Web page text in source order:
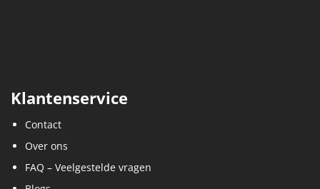
Blogs
Mijn account
Montage instructies
Zakelijke schutting groothandel partner